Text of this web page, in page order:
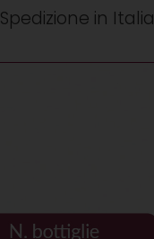
Spedizione in Italia